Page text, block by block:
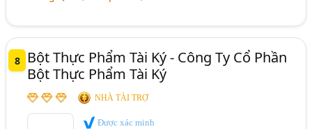
8
Bột Thực Phẩm Tài Ký - Công Ty Cổ Phần
Bột Thực Phẩm Tài Ký
NHÀ TÀI TRỢ
Được xác minh